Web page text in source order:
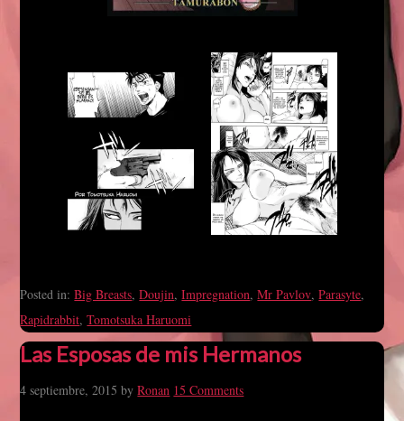
Posted in:Big Breasts,Doujin,Impregnation,Mr Pavlov,Parasyte,
Rapidrabbit,Tomotsuka Haruomi
Las Esposas de mis Hermanos
4 septiembre, 2015 byRonan 15 Comments